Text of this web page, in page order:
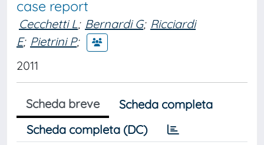
case report
Cecchetti L; Bernardi G; Ricciardi
E; Pietrini P;
2011
Scheda breve
Scheda completa
Scheda completa (DC)